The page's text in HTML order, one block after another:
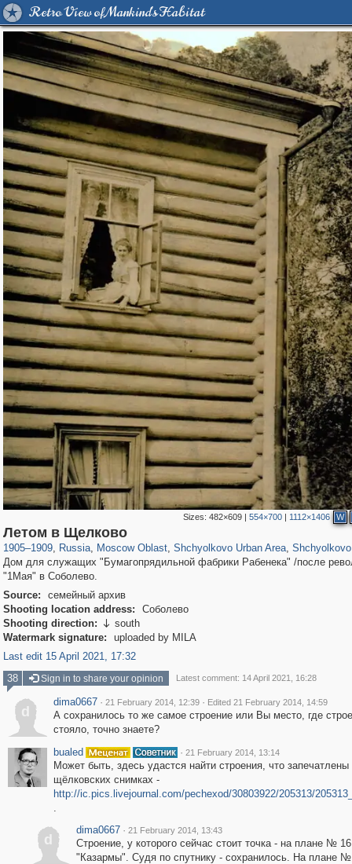
Retro View of Mankind's Habitat
Sizes:482×609 |554×700 | 1112×1406 W
Летом в Щелково
1905–1909, Russia
1,406,837
, Moscow Oblast
96,438 1,691
, Shchyolkovo Urban Area, Shchyolkovo
Дом для служащих "Бумагопрядильной фабрики Рабенека" /после
"1Мая" в Соболево.
Source:
семейный архив
Shooting location address:
Соболево
Shooting direction:  south
Watermark signature:
uploaded by MILA
Last edit 15 April 2021, 17:32
38
Sign in to share your opinion Latest comment: 14 April 2021, 16:28
d
dima0667 · 21 February 2014, 12:39 · Edited 21 February 2014, 14:59
А сохранилось то же самое строение или Вы место, где
стояло, точно знаете?
bualed
· 21 February 2014, 13:14
Может быть, здесь удастся найти строения, что запечатлены
щёлковских снимках -
http://ic.pics.livejournal.com/pechexod/30803922/205313/
.
d
dima0667 · 21 February 2014, 13:43
Строение, у которого сейчас стоит точка - на плане № 16
"Казармы". Судя по спутнику - сохранилось. На плане